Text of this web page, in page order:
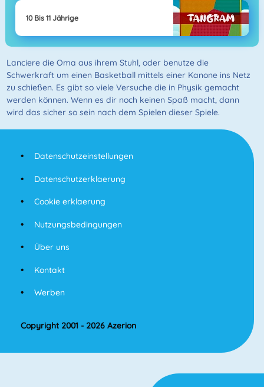
10 Bis 11 Jährige
Lanciere die Oma aus ihrem Stuhl, oder benutze die
Schwerkraft um einen Basketball mittels einer Kanone ins Netz
zu schießen. Es gibt so viele Versuche die in Physik gemacht
werden können. Wenn es dir noch keinen Spaß macht, dann
wird das sicher so sein nach dem Spielen dieser Spiele.
Datenschutzeinstellungen
Datenschutzerklaerung
Cookie erklaerung
Nutzungsbedingungen
Über uns
Kontakt
Werben
Copyright 2001 - 2026 Azerion